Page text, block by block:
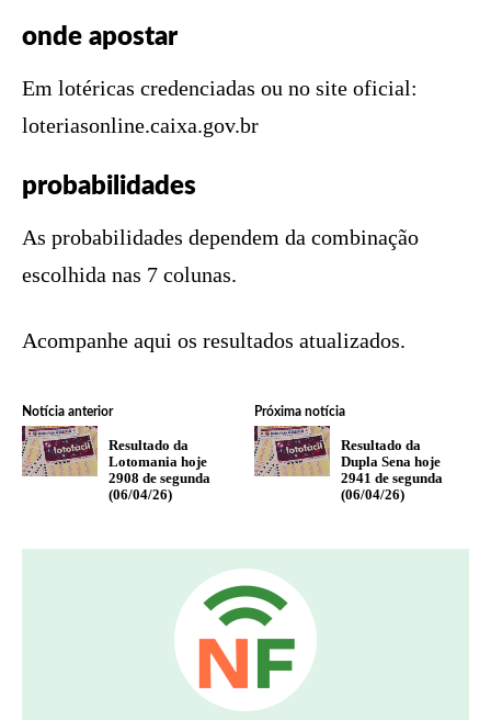
onde apostar
Em lotéricas credenciadas ou no site oficial:
loteriasonline.caixa.gov.br
probabilidades
As probabilidades dependem da combinação
escolhida nas 7 colunas.
Acompanhe aqui os resultados atualizados.
Notícia anterior
Resultado da
Lotomania hoje
2908 de segunda
(06/04/26)
Próxima notícia
Resultado da
Dupla Sena hoje
2941 de segunda
(06/04/26)